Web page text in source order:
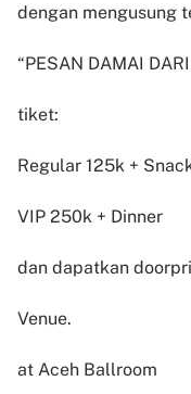
dengan mengusung
“PESAN DAMAI
tiket:
Regular 125k +
VIP 250k + Dinner
dan dapatkan
Venue.
at Aceh Ballroom